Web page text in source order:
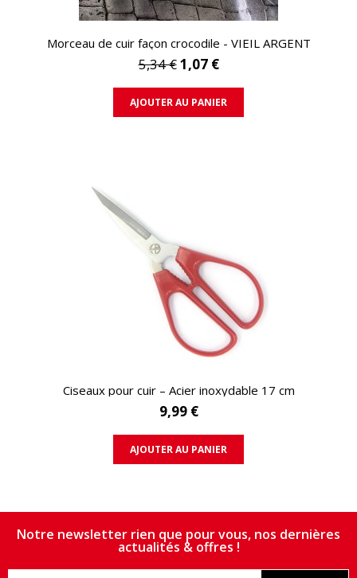
APERÇU RAPIDE
Morceau de cuir façon crocodile - VIEIL ARGENT
5,34 €1,07 €
AJOUTER AU PANIER
APERÇU RAPIDE
Ciseaux pour cuir – Acier inoxydable 17 cm
9,99 €
AJOUTER AU PANIER
Notre newsletter rien que pour vous, nos dernières
actualités & offres !